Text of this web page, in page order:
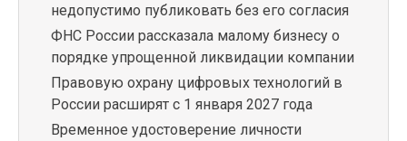
недопустимо публиковать без его согласия
ФНС России рассказала малому бизнесу о
порядке упрощенной ликвидации компании
Правовую охрану цифровых технологий в
России расширят с 1 января 2027 года
Временное удостоверение личности